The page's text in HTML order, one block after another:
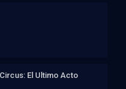
El Ultimo Acto